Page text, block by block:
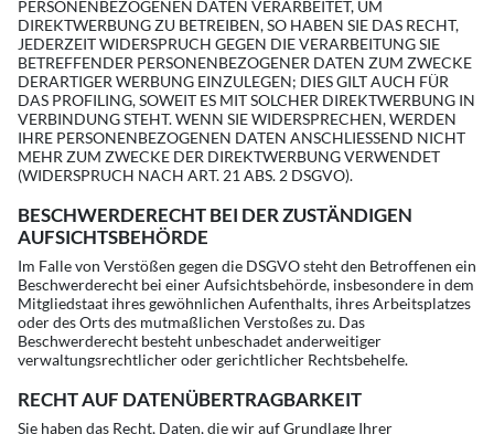
PERSONENBEZOGENEN DATEN VERARBEITET, UM
DIREKTWERBUNG ZU BETREIBEN, SO HABEN SIE DAS RECHT,
JEDERZEIT WIDERSPRUCH GEGEN DIE VERARBEITUNG SIE
BETREFFENDER PERSONENBEZOGENER DATEN ZUM ZWECKE
DERARTIGER WERBUNG EINZULEGEN; DIES GILT AUCH FÜR
DAS PROFILING, SOWEIT ES MIT SOLCHER DIREKTWERBUNG IN
VERBINDUNG STEHT. WENN SIE WIDERSPRECHEN, WERDEN
IHRE PERSONENBEZOGENEN DATEN ANSCHLIESSEND NICHT
MEHR ZUM ZWECKE DER DIREKTWERBUNG VERWENDET
(WIDERSPRUCH NACH ART. 21 ABS. 2 DSGVO).
BESCHWERDERECHT BEI DER ZUSTÄNDIGEN
AUFSICHTSBEHÖRDE
Im Falle von Verstößen gegen die DSGVO steht den Betroffenen ein
Beschwerderecht bei einer Aufsichtsbehörde, insbesondere in dem
Mitgliedstaat ihres gewöhnlichen Aufenthalts, ihres Arbeitsplatzes
oder des Orts des mutmaßlichen Verstoßes zu. Das
Beschwerderecht besteht unbeschadet anderweitiger
verwaltungsrechtlicher oder gerichtlicher Rechtsbehelfe.
RECHT AUF DATENÜBERTRAGBARKEIT
Sie haben das Recht, Daten, die wir auf Grundlage Ihrer